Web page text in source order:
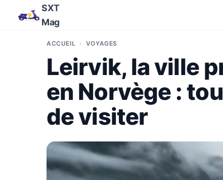
SXT
Mag
ACCUEIL VOYAGES
Leirvik, la ville
en Norvège :
de visiter